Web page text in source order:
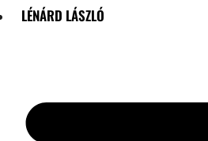
LÉNÁRD LÁSZLÓ